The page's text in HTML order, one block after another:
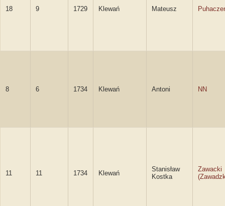
18 9 1729 Klewań Mateusz
8 6 1734 Klewań Antoni NN
11 11 1734 Klewań
Stanisław
Kostka
Zawacki